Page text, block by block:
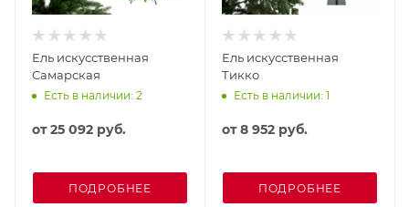
Ель искусственная
Самарская
Есть в наличии: 2
от25 092 руб.
ПОДРОБНЕЕ
Ель искусственная
Тикко
Есть в наличии: 1
от8 952 руб.
ПОДРОБНЕЕ